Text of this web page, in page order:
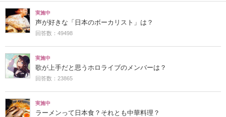
実施中
声が好きな「日本のボーカリスト」は？
回答数：49498
実施中
歌が上手だと思うホロライブのメンバーは？
回答数：23865
実施中
ラーメンって日本食？それとも中華料理？